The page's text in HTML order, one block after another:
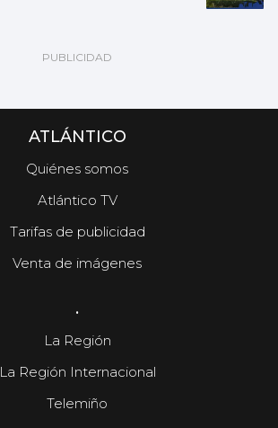
ATLÁNTICO
Quiénes somos
Atlántico TV
Tarifas de publicidad
Venta de imágenes
.
La Región
La Región Internacional
Telemiño